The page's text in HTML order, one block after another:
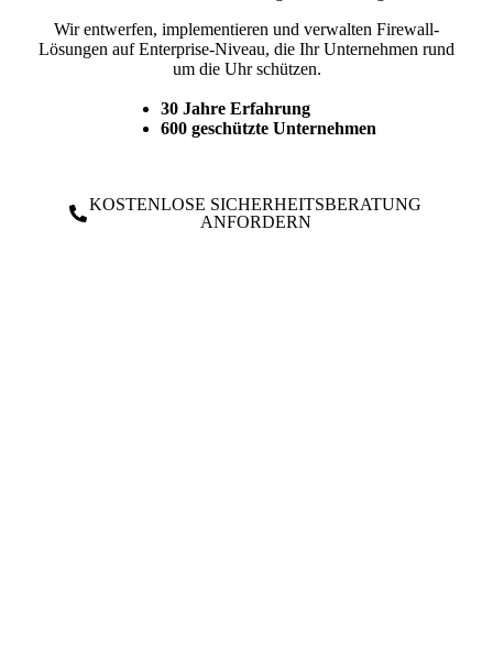
Wir entwerfen, implementieren und verwalten Firewall-
Lösungen auf Enterprise-Niveau, die Ihr Unternehmen rund
um die Uhr schützen.
30 Jahre Erfahrung
600 geschützte Unternehmen
KOSTENLOSE SICHERHEITSBERATUNG
ANFORDERN